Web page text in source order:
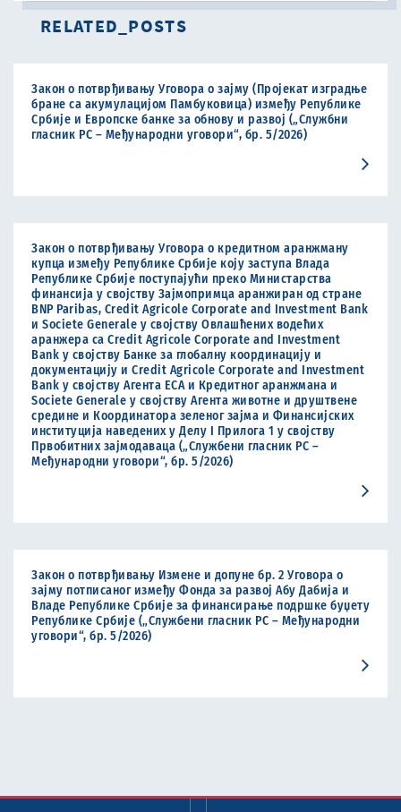
RELATED_POSTS
Закон о потврђивању Уговора о зајму (Пројекат изградње
бране са акумулацијом Памбуковица) између Републике
Србије и Европске банке за обнову и развој („Службни
гласник РС – Међународни уговори“, бр. 5/2026)
Закон о потврђивању Уговора о кредитном аранжману
купца између Републике Србије коју заступа Влада
Републике Србије поступајући преко Министарства
финансија у својству Зајмопримца аранжиран од стране
BNP Paribas, Credit Agricole Corporate and Investment Bank
и Societe Generale у својству Овлашћених водећих
аранжера са Credit Agricole Corporate and Investment
Bank у својству Банке за глобалну координацију и
документацију и Credit Agricole Corporate and Investment
Bank у својству Агента ЕСА и Кредитног аранжмана и
Societe Generale у својству Агента животне и друштвене
средине и Координатора зеленог зајма и Финансијских
институција наведених у Делу I Прилогa 1 у својству
Првобитних зајмодаваца („Службени гласник РС –
Међународни уговори“, бр. 5/2026)
Закон о потврђивању Измене и допуне бр. 2 Уговора о
зајму потписаног између Фонда за развој Абу Дабија и
Владе Републике Србије за финансирање подршке буџету
Републике Србије („Службени гласник РС – Међународни
уговори“, бр. 5/2026)